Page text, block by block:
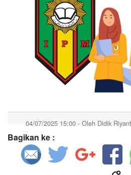
04/07/2025 15:00 - Oleh Didik
Bagikan ke :